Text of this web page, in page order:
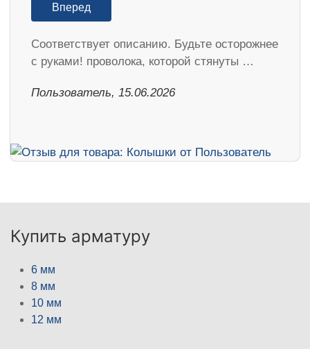
Вперед
Соответствует описанию. Будьте осторожнее
с руками! проволока, которой стянуты …
Пользователь, 15.06.2026
Купить арматуру
6 мм
8 мм
10 мм
12 мм